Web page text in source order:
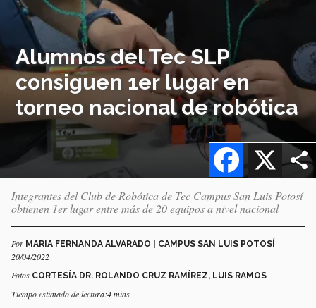
Alumnos del Tec SLP
consiguen 1er lugar en
torneo nacional de robótica
X
Facebook
Integrantes del Club de Robótica de Tec Campus San Luis Potosí
obtienen 1er lugar entre más de 20 equipos a nivel nacional
Por MARIA FERNANDA ALVARADO | CAMPUS SAN LUIS POTOSÍ -
20/04/2022
Fotos CORTESÍA DR. ROLANDO CRUZ RAMÍREZ, LUIS RAMOS
Tiempo estimado de lectura:4 mins